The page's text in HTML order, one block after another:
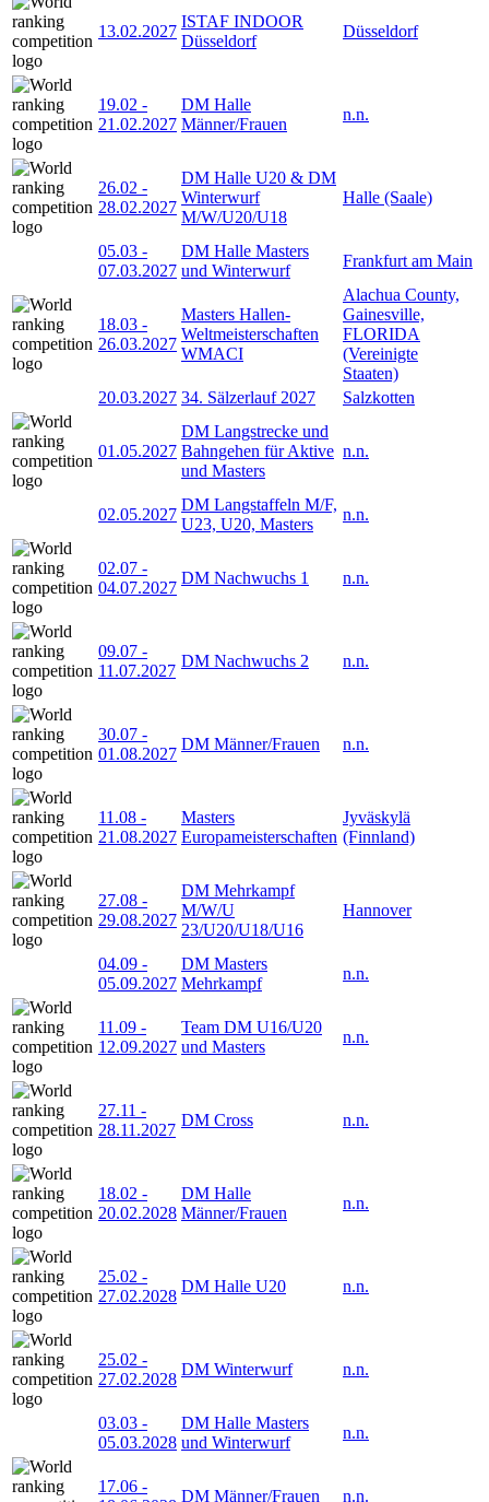
13.02.2027
ISTAF INDOOR
Düsseldorf
Düsseldorf
19.02 -
21.02.2027
DM Halle
Männer/Frauen
n.n.
26.02 -
28.02.2027
DM Halle U20 & DM
Winterwurf
M/W/U20/U18
Halle (Saale)
05.03 -
07.03.2027
DM Halle Masters
und Winterwurf
Frankfurt am Main
18.03 -
26.03.2027
Masters Hallen-
Weltmeisterschaften
WMACI
Alachua County,
Gainesville,
FLORIDA
(Vereinigte
Staaten)
20.03.2027 34. Sälzerlauf 2027 Salzkotten
01.05.2027
DM Langstrecke und
Bahngehen für Aktive
und Masters
n.n.
02.05.2027
DM Langstaffeln M/F,
U23, U20, Masters
n.n.
02.07 -
04.07.2027
DM Nachwuchs 1 n.n.
09.07 -
11.07.2027
DM Nachwuchs 2 n.n.
30.07 -
01.08.2027
DM Männer/Frauen n.n.
11.08 -
21.08.2027
Masters
Europameisterschaften
Jyväskylä
(Finnland)
27.08 -
29.08.2027
DM Mehrkampf
M/W/U
23/U20/U18/U16
Hannover
04.09 -
05.09.2027
DM Masters
Mehrkampf
n.n.
11.09 -
12.09.2027
Team DM U16/U20
und Masters
n.n.
27.11 -
28.11.2027
DM Cross n.n.
18.02 -
20.02.2028
DM Halle
Männer/Frauen
n.n.
25.02 -
27.02.2028
DM Halle U20 n.n.
25.02 -
27.02.2028
DM Winterwurf n.n.
03.03 -
05.03.2028
DM Halle Masters
und Winterwurf
n.n.
17.06 -
DM Männer/Frauen n.n.